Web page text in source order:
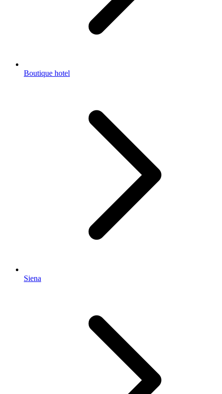
Boutique hotel
Siena